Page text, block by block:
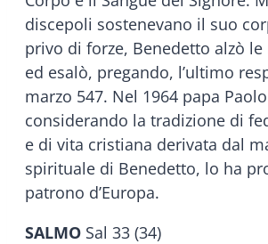
discepoli sostenevano il suo
privo di forze, Benedetto alzò
ed esalò, pregando, l’ultimo
marzo 547. Nel 1964 papa
considerando la tradizione di
e di vita cristiana derivata dal
spirituale di Benedetto, lo ha
patrono d’Europa.
SALMO Sal 33 (34)